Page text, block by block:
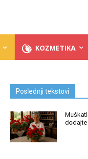
KOZMETIKA
Poslednji tekstovi
dodajte